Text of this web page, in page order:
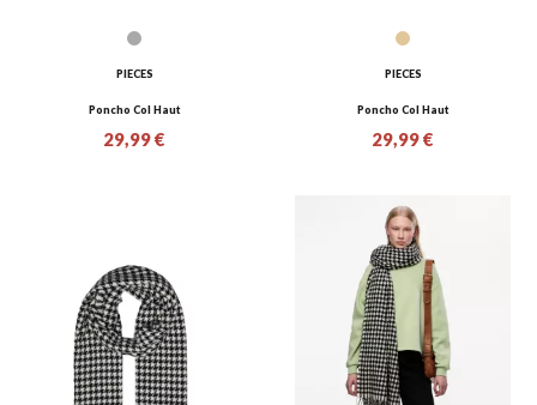
PIECES
Poncho Col Haut
29,99 €
PIECES
Poncho Col Haut
29,99 €